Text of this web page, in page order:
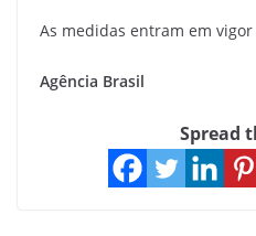
As medidas entram em vigor
Agência Brasil
Spread